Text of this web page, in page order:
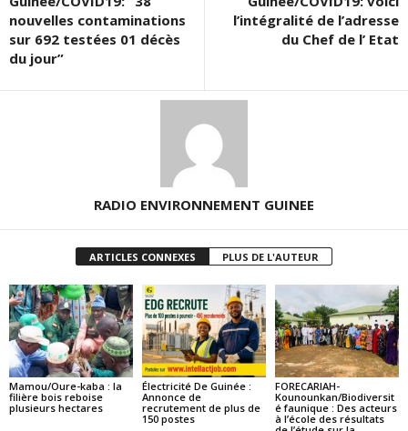
nouvelles contaminations
sur 692 testées 01 décès
du jour”
l’intégralité de l’adresse
du Chef de l’ Etat
RADIO ENVIRONNEMENT GUINEE
ARTICLES CONNEXES PLUS DE L'AUTEUR
Mamou/Oure-kaba : la
filière bois reboise
plusieurs hectares
Électricité De Guinée :
Annonce de
recrutement de plus de
150 postes
FORECARIAH-
Kounounkan/Biodiversit
é faunique : Des acteurs
à l’école des résultats